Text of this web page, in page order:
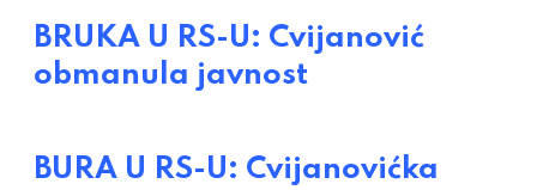
BRUKA U RS-U: Cvijanović
obmanula javnost
BURA U RS-U: Cvijanovićka